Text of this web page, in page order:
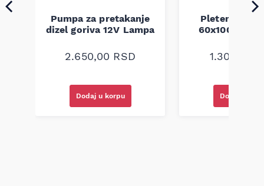
Pumpa za pretakanje
dizel goriva 12V Lampa
2.650,00 RSD
Dodaj u korpu
Pletenica
60x100
1.300,00
Dodaj u